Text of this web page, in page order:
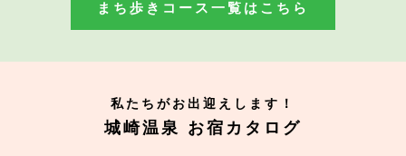
まち歩きコース一覧はこちら
私たちがお出迎えします！
城崎温泉 お宿カタログ